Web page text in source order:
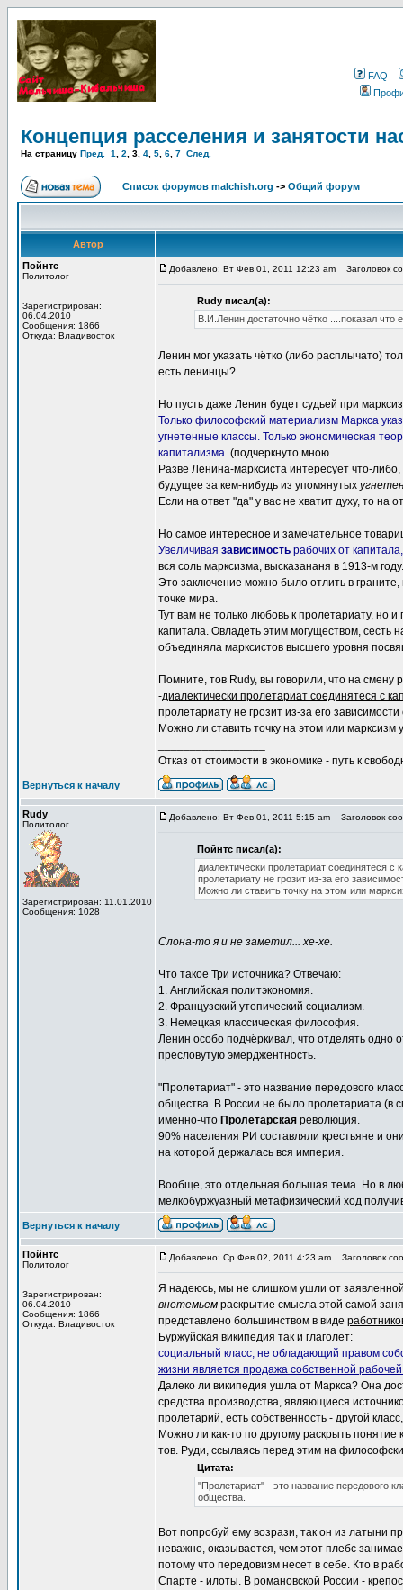
FAQ
Концепция расселения и занятости
На страницу Пред. 1 2 3 4 5 6 7 След.
Список форумов malchish.org -> Общий форум
Автор
Пойнтс
Политолог
Зарегистрирован:
06.04.2010
Сообщения: 1866
Откуда: Владивосток
Добавлено: Вт Фев 01, 2011 12:23 am Заголовок
Rudy писал(а):
В.И.Ленин достаточно чётко ....показал
Ленин мог указать чётко (либо расплычато)
есть ленинцы?
Но пусть даже Ленин будет судьей при
Только философский материализм Маркса
угнетенные классы. Только экономическая
капитализма. (подчеркнуто мною.
Разве Ленина-марксиста интересует что-
будущее за кем-нибудь из упомянутых
Если на ответ "да" у вас не хватит духу, то на
Но самое интересное и замечательное
Увеличивая зависимость рабочих от
вся соль марксизма, высказананя в 1913-м году.
Это заключение можно было отлить в
точке мира.
Тут вам не только любовь к пролетариату, но
капитала. Овладеть этим могуществом, сесть
объединяла марксистов высшего уровня
Помните, тов Rudy, вы говорили, что на
-диалектически пролетариат соединятеся с
пролетариату не грозит из-за его зависимости
Можно ли ставить точку на этом или
Отказ от стоимости в экономике - путь к
Вернуться к началу
Rudy
Политолог
Зарегистрирован: 11.01.2010
Сообщения: 1028
Добавлено: Вт Фев 01, 2011 5:15 am Заголовок
Пойнтс писал(а):
диалектически пролетариат соединятеся
пролетариату не грозит из-за его
Можно ли ставить точку на этом или
Слона-то я и не заметил... хе-хе.
Что такое Три источника? Отвечаю:
1. Английская политэкономия.
2. Французский утопический социализм.
3. Немецкая классическая философия.
Ленин особо подчёркивал, что отделять одно
пресловутую эмерджентность.
"Пролетариат" - это название передового
общества. В России не было пролетариата (в
именно-что Пролетарская революция.
90% населения РИ составляли крестьяне и
на которой держалась вся империя.
Вообще, это отдельная большая тема. Но в
мелкобуржуазный метафизический ход
Вернуться к началу
Пойнтс
Политолог
Зарегистрирован:
06.04.2010
Сообщения: 1866
Откуда: Владивосток
Добавлено: Ср Фев 02, 2011 4:23 am Заголовок
Я надеюсь, мы не слишком ушли от
внетемьем раскрытие смысла этой самой
представлено большинством в виде
Буржуйская википедия так и глаголет:
социальный класс, не обладающий правом
жизни является продажа собственной
Далеко ли википедия ушла от Маркса? Она
средства производства, являющиеся
пролетарий, есть собственность - другой
Можно ли как-то по другому раскрыть понятие
тов. Руди, ссылаясь перед этим на
Цитата:
"Пролетариат" - это название передового
общества.
Вот попробуй ему возрази, так он из латыни
неважно, оказывается, чем этот плебс
потому что передовизм несет в себе. Кто в
Спарте - илоты. В романовской России -